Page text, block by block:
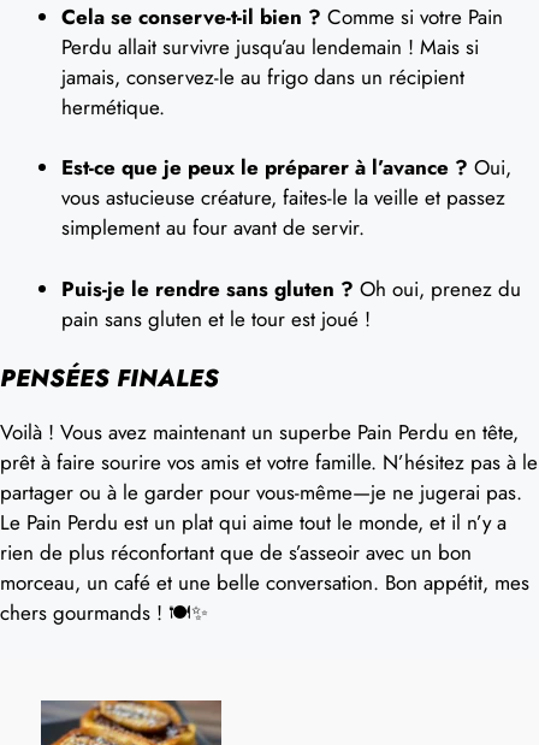
Cela se conserve-t-il bien ? Comme si votre Pain
Perdu allait survivre jusqu’au lendemain ! Mais si
jamais, conservez-le au frigo dans un récipient
hermétique.
Est-ce que je peux le préparer à l’avance ? Oui,
vous astucieuse créature, faites-le la veille et passez
simplement au four avant de servir.
Puis-je le rendre sans gluten ? Oh oui, prenez du
pain sans gluten et le tour est joué !
PENSÉES FINALES
Voilà ! Vous avez maintenant un superbe Pain Perdu en tête,
prêt à faire sourire vos amis et votre famille. N’hésitez pas à le
partager ou à le garder pour vous-même—je ne jugerai pas.
Le Pain Perdu est un plat qui aime tout le monde, et il n’y a
rien de plus réconfortant que de s’asseoir avec un bon
morceau, un café et une belle conversation. Bon appétit, mes
chers gourmands ! 🍽️✨